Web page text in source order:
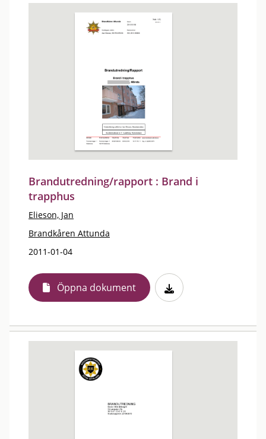
Brandutredning/rapport : Brand i
trapphus
Elieson, Jan
Brandkåren Attunda
2011-01-04
Öppna dokument